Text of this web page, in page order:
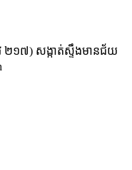
២១៧) សង្កាត់ស្ទឹងមានជ័យ